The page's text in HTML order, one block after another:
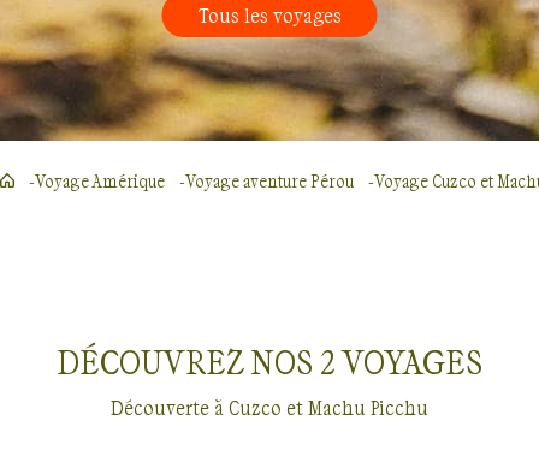
Tous les voyages
Voyage Amérique Voyage aventure Pérou Voyage Cuzco et
DÉCOUVREZ NOS 2VOYAGES
Découverte à Cuzco et Machu Picchu